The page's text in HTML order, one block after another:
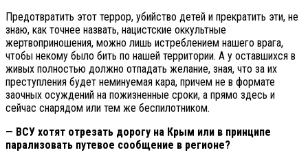
Предотвратить этот террор, убийство детей и прекратить эти, не
знаю, как точнее назвать, нацистские оккультные
жертвоприношения, можно лишь истреблением нашего врага,
чтобы некому было бить по нашей территории. А у оставшихся в
живых полностью должно отпадать желание, зная, что за их
преступления будет неминуемая кара, причем не в формате
заочных осуждений на пожизненные сроки, а прямо здесь и
сейчас снарядом или тем же беспилотником.
— ВСУ хотят отрезать дорогу на Крым или в принципе
парализовать путевое сообщение в регионе?